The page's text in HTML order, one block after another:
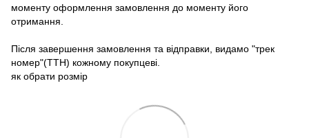
моменту оформлення замовлення до моменту його
отримання.
Після завершення замовлення та відправки, видамо "трек
номер"(ТТН) кожному покупцеві.
як обрати розмір